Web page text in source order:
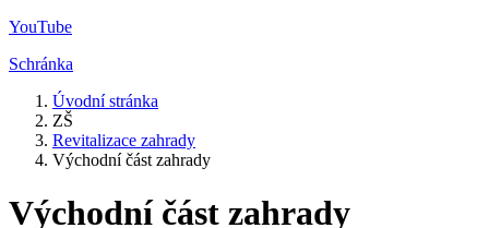
YouTube
Schránka
Úvodní stránka
ZŠ
Revitalizace zahrady
Východní část zahrady
Východní část zahrady